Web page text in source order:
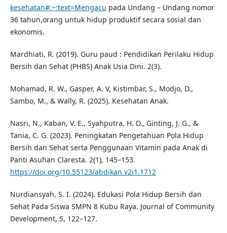
kesehatan#:~:text=Mengacu pada Undang – Undang nomor
36 tahun,orang untuk hidup produktif secara sosial dan
ekonomis.
Mardhiati, R. (2019). Guru paud : Pendidikan Perilaku Hidup
Bersih dan Sehat (PHBS) Anak Usia Dini. 2(3).
Mohamad, R. W., Gasper, A. V, Kistimbar, S., Modjo, D.,
Sambo, M., & Wally, R. (2025). Kesehatan Anak.
Nasri, N., Kaban, V. E., Syahputra, H. D., Ginting, J. G., &
Tania, C. G. (2023). Peningkatan Pengetahuan Pola Hidup
Bersih dan Sehat serta Penggunaan Vitamin pada Anak di
Panti Asuhan Claresta. 2(1), 145–153.
https://doi.org/10.55123/abdikan.v2i1.1712
Nurdiansyah, S. I. (2024). Edukasi Pola Hidup Bersih dan
Sehat Pada Siswa SMPN 8 Kubu Raya. Journal of Community
Development, 5, 122–127.